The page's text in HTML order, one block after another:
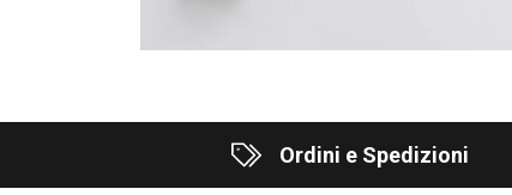
Ordini e Spedizioni